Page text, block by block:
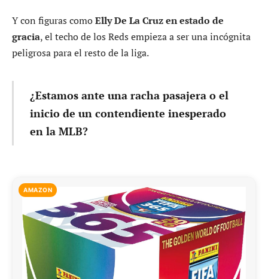
Y con figuras comoElly De La Cruz en estado de
gracia, el techo de los Reds empieza a ser una incógnita
peligrosa para el resto de la liga.
¿Estamos ante una racha pasajera o el
inicio de un contendiente inesperado
en la MLB?
AMAZON